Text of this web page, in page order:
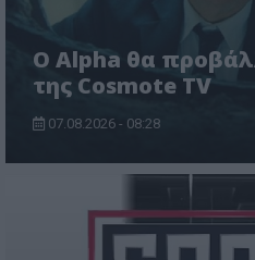
Ο Alpha θα
της Cosmote TV
07.08.2026 - 08:28